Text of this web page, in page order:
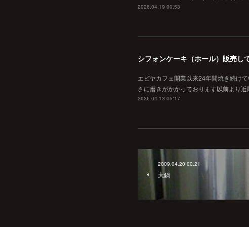
2026.04.19 00:53
シフォンケーキ（ホール）販売し
エビヤカフェ開業以来24年間焼き続け
さに磨きがかかっております以前より
2026.04.13 05:17
2009.04.20 00:21
大鍋